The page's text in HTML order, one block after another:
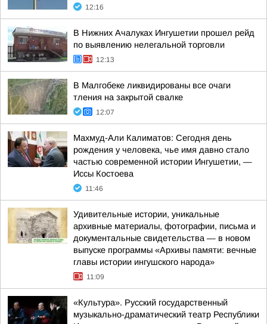
12:16
В Нижних Ачалуках Ингушетии прошел рейд
по выявлению нелегальной торговли
12:13
В Малгобеке ликвидированы все очаги
тления на закрытой свалке
12:07
Махмуд-Али Калиматов: Сегодня день
рождения у человека, чье имя давно стало
частью современной истории Ингушетии, —
Иссы Костоева
11:46
Удивительные истории, уникальные
архивные материалы, фотографии, письма и
документальные свидетельства — в новом
выпуске программы «Архивы памяти: вечные
главы истории ингушского народа»
11:09
«Культура». Русский государственный
музыкально-драматический театр Республики